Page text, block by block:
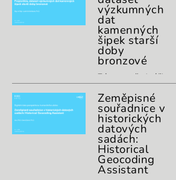
výzkumných
dat
kamenných
šipek starší
doby
bronzové
Záznam přednášky
z konference
Digitální data
perspektivou
humanitního
vědce:
https://muni.cz/go/
Zeměpisné
souřadnice v
historických
datových
sadách:
Historical
Geocoding
Assistant